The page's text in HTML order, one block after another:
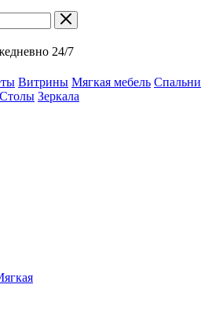
24/7
Витрины Мягкая мебель Спальни
Столы Зеркала